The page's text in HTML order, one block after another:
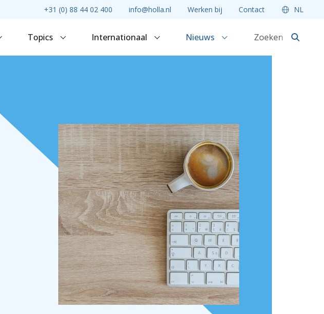
+31 (0) 88 44 02 400 info@holla.nl Werken bij Contact NL
Topics Internationaal Nieuws